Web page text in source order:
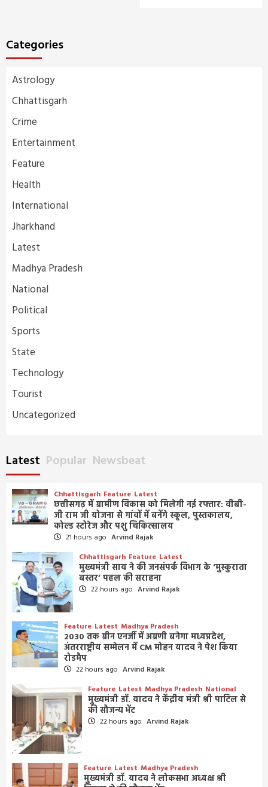
Categories
Astrology
Chhattisgarh
Crime
Entertainment
Feature
Health
International
Jharkhand
Latest
Madhya Pradesh
National
Political
Sports
State
Technology
Tourist
Uncategorized
Latest Popular Newsbeat
Chhattisgarh Feature Latest
छत्तीसगढ़ में ग्रामीण विकास को मिलेगी नई रफ्तार: वीबी-
जी राम जी योजना से गांवों में बनेंगे स्कूल, पुस्तकालय,
कोल्ड स्टोरेज और पशु चिकित्सालय
21 hours ago Arvind Rajak
Chhattisgarh Feature Latest
मुख्यमंत्री साय ने की जनसंपर्क विभाग के ‘मुस्कुराता
बस्तर’ पहल की सराहना
22 hours ago Arvind Rajak
Feature Latest Madhya Pradesh
2030 तक ग्रीन एनर्जी में अग्रणी बनेगा मध्यप्रदेश,
अंतरराष्ट्रीय सम्मेलन में CM मोहन यादव ने पेश किया
रोडमैप
22 hours ago Arvind Rajak
Feature Latest Madhya Pradesh National
मुख्यमंत्री डॉ. यादव ने केंद्रीय मंत्री श्री पाटिल से
की सौजन्य भेंट
22 hours ago Arvind Rajak
Feature Latest Madhya Pradesh
मुख्यमंत्री डॉ. यादव ने लोकसभा अध्यक्ष श्री